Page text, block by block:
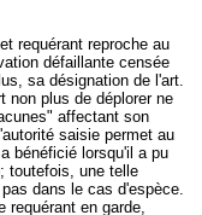
requérant reproche au
défaillante censée
sa désignation de l'art.
non plus de déplorer ne
affectant son
saisie permet au
bénéficié lorsqu'il a pu
toutefois, une telle
dans le cas d'espèce.
requérant en garde,